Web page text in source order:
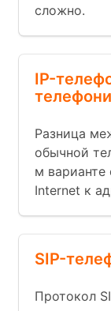
сложно.
IP-
Разница
обычной
м
Internet к
SIP-
Протокол